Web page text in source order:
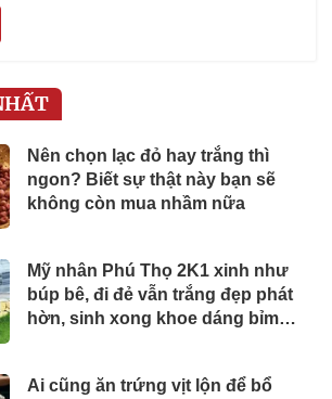
Nên chọn lạc đỏ hay trắng thì
ngon? Biết sự thật này bạn sẽ
không còn mua nhầm nữa
Mỹ nhân Phú Thọ 2K1 xinh như
búp bê, đi đẻ vẫn trắng đẹp phát
hờn, sinh xong khoe dáng bỉm
Ai cũng ăn trứng vịt lộn để bổ